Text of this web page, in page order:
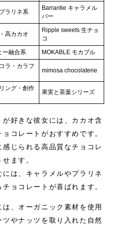
ラリネ系
Barrantie キャラメル
バー
高カカオ
Ripple sweets 生チョ
コ
ー融合系
MOKABLE モカブル
ラ・カラフ
mimosa chocolaterie
ング・創作
果実と茶葉シリーズ
好きな彼女には、カカオ含
コレートがおすすめです。
じられる高品質なチョコレ
ます。
は、キャラメルやプラリネ
ョコレートが喜ばれます。
は、オーガニック素材を使用
やナッツを取り入れた自然